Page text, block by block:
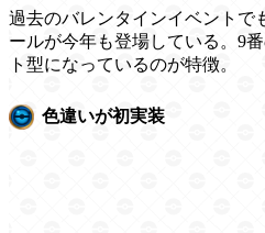
過去のバレンタインイベントで
ールが今年も登場している。9
ト型になっているのが特徴。
色違いが初実装